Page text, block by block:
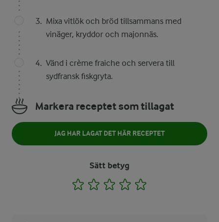
Mixa vitlök och bröd tillsammans med
vinäger, kryddor och majonnäs.
Vänd i crème fraiche och servera till
sydfransk fiskgryta.
Markera receptet som tillagat
JAG HAR LAGAT DET HÄR RECEPTET
Sätt betyg
1 2 3 4